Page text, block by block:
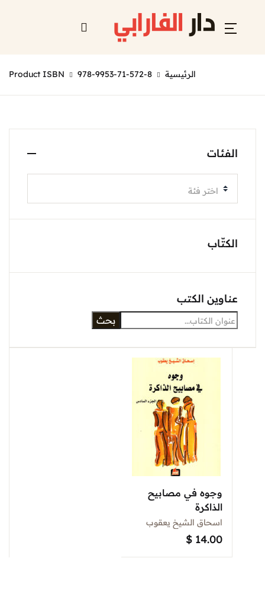
الرئيسية Product ISBN 978-9953-71-572-8
وجوه في مصابيح
الذاكرة
اسحاق الشيخ يعقوب
$ 14.00
الفئات
اختر فئة
الكتّاب
عناوين الكتب
بحث